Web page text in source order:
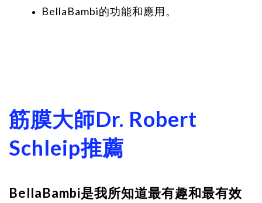
BellaBambi的功能和應用 。
筋膜大師Dr. Robert
Schleip推薦
BellaBambi是我所知道最有趣和最有效